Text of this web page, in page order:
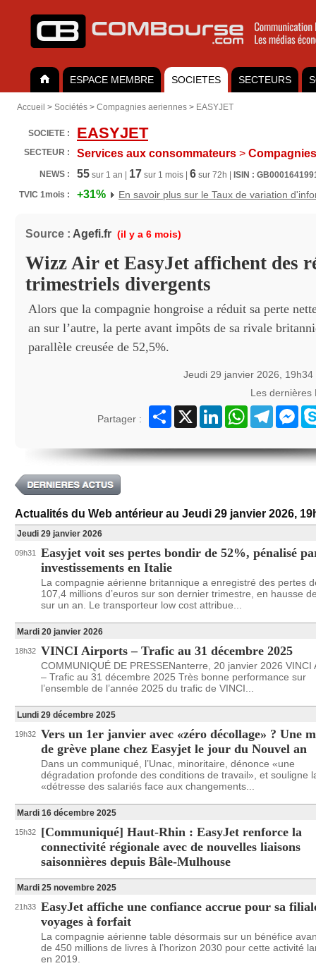
ESPACE MEMBRE SOCIETES SECTEURS
Accueil > Sociétés > Compagnies aeriennes > EASYJET
SOCIETE : EASYJET
SECTEUR : Services aux consommateurs >
NEWS : 55 sur 1 an | 17 sur 1 mois | 6 sur 72h |
ISIN :
TVIC 1mois :
+31% En savoir plus sur le Taux de variation
Source : Agefi.fr (il y a 6 mois)
Wizz Air et EasyJet affichent des
trimestriels divergents
Alors que la compagnie hongroise a réduit sa perte
an sur l’autre, la perte avant impôts de sa rivale
parallèle creusée de 52,5%.
Jeudi 29 janvier 2026,
Les dernières
Partager :
Partager
X LinkedInWhatsAppTelegram
Actualités du Web antérieur au Jeudi 29 janvier 2026,
Jeudi 29 janvier 2026
09h31
Easyjet voit ses pertes bondir de 52%, pénalisé
investissements en Italie
La compagnie aérienne britannique a enregistré des pertes
107,4 millions d’euros sur son dernier trimestre, en hausse
sur un an. Le transporteur low cost attribue...
Mardi 20 janvier 2026
18h32 VINCI Airports – Trafic au 31 décembre 2025
COMMUNIQUÉ DE PRESSENanterre, 20 janvier 2026 VINCI
– Trafic au 31 décembre 2025 Très bonne performance sur
l’ensemble de l’année 2025 du trafic de VINCI...
Lundi 29 décembre 2025
19h32 Vers un 1er janvier avec «zéro décollage» ? Une
de grève plane chez Easyjet le jour du Nouvel an
Dans un communiqué, l’Unac, minoritaire, dénonce «une
dégradation profonde des conditions de travail», et souligne
«détresse des salariés face aux changements...
Mardi 16 décembre 2025
15h32
[Communiqué] Haut-Rhin : EasyJet renforce la
connectivité régionale avec de nouvelles liaisons
saisonnières depuis Bâle-Mulhouse
Mardi 25 novembre 2025
21h33 EasyJet affiche une confiance accrue pour sa
voyages à forfait
La compagnie aérienne table désormais sur un bénéfice
de 450 millions de livres à l’horizon 2030 pour cette activité
en 2019.